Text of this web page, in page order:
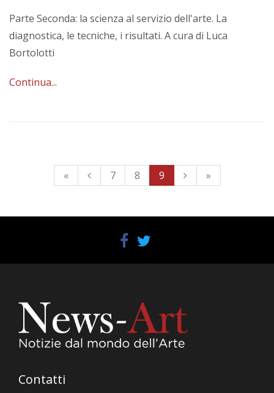
Parte Seconda: la scienza al servizio dell'arte. La
diagnostica, le tecniche, i risultati. A cura di Luca
Bortolotti
Continua...
« 7 8 9 »
Contatti